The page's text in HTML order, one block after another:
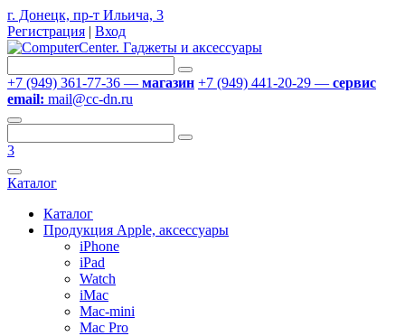
г. Донецк, пр-т Ильича, 3
Регистрация | Вход
+7 (949) 361-77-36 — магазин +7 (949) 441-20-29 — сервис
email: mail@cc-dn.ru
3
Каталог
Каталог
Продукция Apple, аксессуары
iPhone
iPad
Watch
iMac
Mac-mini
Mac Pro